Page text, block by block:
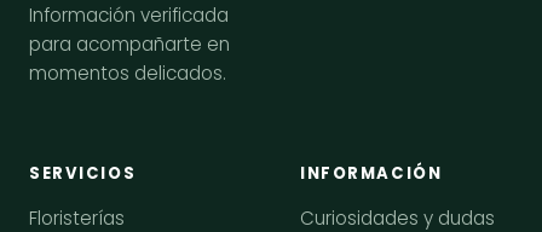
Información verificada
para acompañarte en
momentos delicados.
SERVICIOS
Floristerías
INFORMACIÓN
Curiosidades y dudas